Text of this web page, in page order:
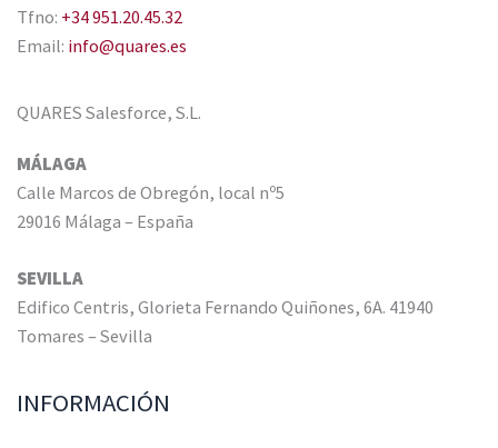
Tfno: +34 951.20.45.32
Email: info@quares.es
QUARES Salesforce, S.L.
MÁLAGA
Calle Marcos de Obregón, local nº5
29016 Málaga – España
SEVILLA
Edifico Centris, Glorieta Fernando Quiñones, 6A. 41940
Tomares – Sevilla
INFORMACIÓN